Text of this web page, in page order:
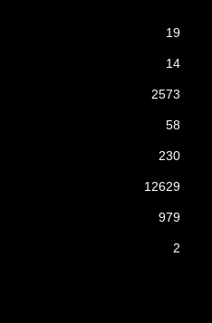
19
14
2573
58
230
12629
979
2